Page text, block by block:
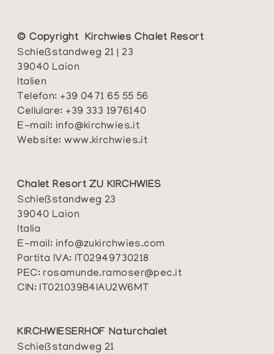
© Copyright Kirchwies Chalet Resort
Schießstandweg 21 | 23
39040 Laion
Italien
Telefon: +39 0471 65 55 56
Cellulare: +39 333 1976140
E-mail: info@kirchwies.it
Website:www.kirchwies.it
Chalet Resort ZU KIRCHWIES
Schießstandweg 23
39040 Laion
Italia
E-mail: info@zukirchwies.com
Partita IVA: IT02949730218
PEC: rosamunde.ramoser@pec.it
CIN: IT021039B4IAU2W6MT
KIRCHWIESERHOF Naturchalet
Schießstandweg 21